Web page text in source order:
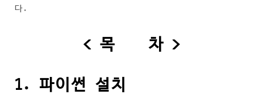
다.
< 목 차 >
1. 파이썬 설치